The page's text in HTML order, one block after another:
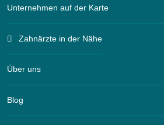
Unternehmen auf der Karte
Zahnärzte in der Nähe
Über uns
Blog